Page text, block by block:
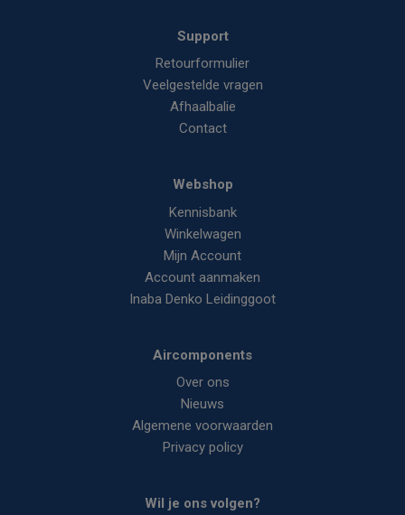
Support
Retourformulier
Veelgestelde vragen
Afhaalbalie
Contact
Webshop
Kennisbank
Winkelwagen
Mijn Account
Account aanmaken
Inaba Denko Leidinggoot
Aircomponents
Over ons
Nieuws
Algemene voorwaarden
Privacy policy
Wil je ons volgen?